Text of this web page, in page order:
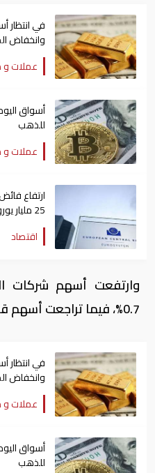
في انتظار
وانخفاض
عملات و
أسواق
للذهب
عملات و
ارتفاع
25 مليار يورو
اقتصاد
وارتفعت أسهم شركات
0.7%، فيما تراجعت أسهم قطاع سلع الأسر بنسبة 0.7%.
في انتظار
وانخفاض
عملات و
أسواق
للذهب